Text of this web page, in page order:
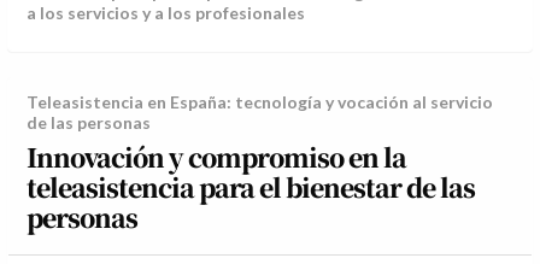
a los servicios y a los profesionales
Teleasistencia en España: tecnología y vocación al servicio
de las personas
Innovación y compromiso en la
teleasistencia para el bienestar de las
personas